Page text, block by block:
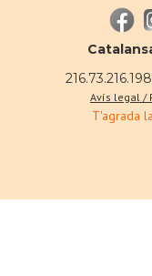
Avís legal /
T'agrada